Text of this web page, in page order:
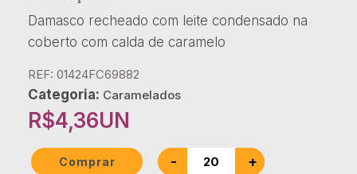
Damasco recheado com leite condensado na
coberto com calda de caramelo
REF: 01424FC69882
Categoria: Caramelados
R$4,36UN
- +
Comprar